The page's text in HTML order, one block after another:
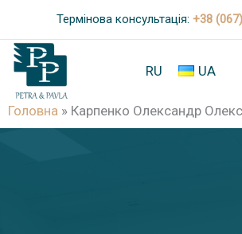
е
Термінова консультація: +38
RU UA
Головна » Карпенко Олександр